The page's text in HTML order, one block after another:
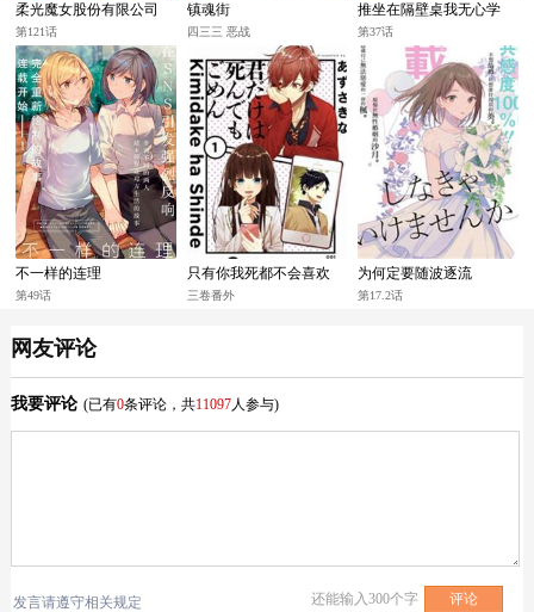
柔光魔女股份有限公司
第121话
镇魂街
四三三 恶战
推坐在隔壁桌我无心学
习！
第37话
不一样的连理
第49话
只有你我死都不会喜欢
三卷番外
为何定要随波逐流
第17.2话
网友评论
我要评论 (已有0条评论，共11097人参与)
发言请遵守相关规定 还能输入300个字